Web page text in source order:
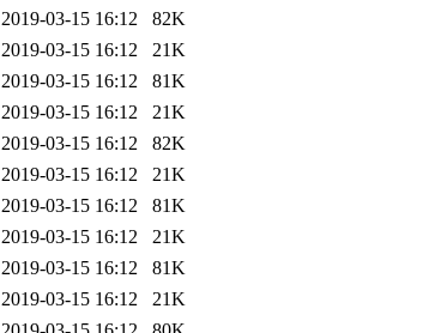
2019-03-15 16:12
82K
2019-03-15 16:12
21K
2019-03-15 16:12
81K
2019-03-15 16:12
21K
2019-03-15 16:12
82K
2019-03-15 16:12
21K
2019-03-15 16:12
81K
2019-03-15 16:12
21K
2019-03-15 16:12
81K
2019-03-15 16:12
21K